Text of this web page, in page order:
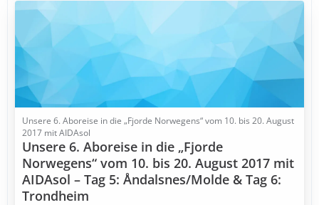
Unsere 6. Aboreise in die „Fjorde Norwegens“ vom 10. bis 20. August
2017 mit AIDAsol
Unsere 6. Aboreise in die „Fjorde
Norwegens“ vom 10. bis 20. August 2017 mit
AIDAsol – Tag 5: Åndalsnes/Molde & Tag 6:
Trondheim